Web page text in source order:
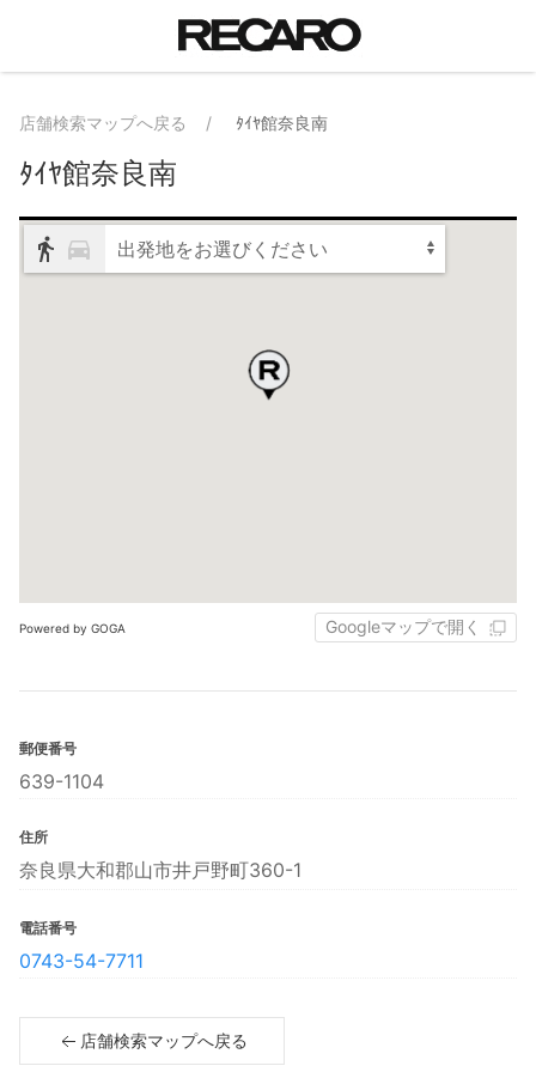
店舗検索マップへ戻る ﾀｲﾔ館奈良南
ﾀｲﾔ館奈良南
出発地をお選びください
Powered by GOGA Googleマップで開く
郵便番号
639-1104
住所
奈良県大和郡山市井戸野町360-1
電話番号
0743-54-7711
店舗検索マップへ戻る